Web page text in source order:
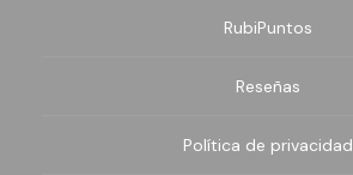
RubiPuntos
Reseñas
Política de privacidad